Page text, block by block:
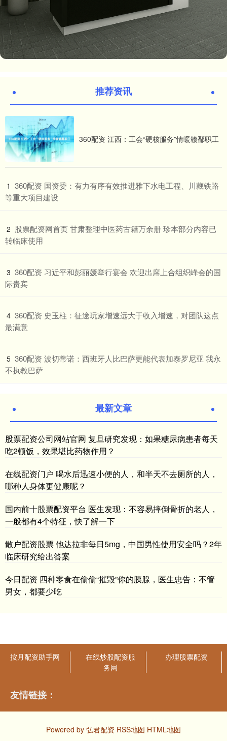
推荐资讯
360配资 江西：工会“硬核服务”情暖赣鄱职工
1 ​360配资 国资委：有力有序有效推进雅下水电工程、川藏铁路
等重大项目建设
2 ​股票配资网首页 甘肃整理中医药古籍万余册 珍本部分内容已
转临床使用
3 ​360配资 习近平和彭丽媛举行宴会 欢迎出席上合组织峰会的国
际贵宾
4 ​360配资 史玉柱：征途玩家增速远大于收入增速，对团队这点
最满意
5 ​360配资 波切蒂诺：西班牙人比巴萨更能代表加泰罗尼亚 我永
不执教巴萨
最新文章
股票配资公司网站官网 复旦研究发现：如果糖尿病患者每天
吃2顿饭，效果堪比药物作用？
在线配资门户 喝水后迅速小便的人，和半天不去厕所的人，
哪种人身体更健康呢？
国内前十股票配资平台 医生发现：不容易摔倒骨折的老人，
一般都有4个特征，快了解一下
散户配资股票 他达拉非每日5mg，中国男性使用安全吗？2年
临床研究给出答案
今日配资 四种零食在偷偷“摧毁”你的胰腺，医生忠告：不管
男女，都要少吃
按月配资助手网
在线炒股配资服
务网
办理股票配资
友情链接：
Powered by 弘君配资 RSS地图 HTML地图